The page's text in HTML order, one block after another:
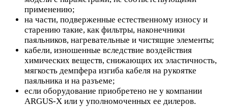
применению;
на части, подверженные естественному износу и
старению такие, как фильтры, наконечники
паяльников, нагревательные и чистящие элементы;
кабели, изношенные вследствие воздействия
химических веществ, снижающих их эластичность,
мягкость демпфера изгиба кабеля на рукоятке
паяльника и на разъеме;
если оборудование приобретено не у компании
ARGUS-X или у уполномоченных ее дилеров.